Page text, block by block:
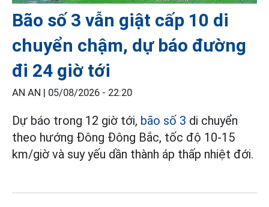
Bão số 3 vẫn giật cấp 10 di
chuyển chậm, dự báo đường
đi 24 giờ tới
AN AN | 05/08/2026 - 22:20
Dự báo trong 12 giờ tới, bão số 3 di chuyển
theo hướng Đông Đông Bắc, tốc độ 10-15
km/giờ và suy yếu dần thành áp thấp nhiệt đới.